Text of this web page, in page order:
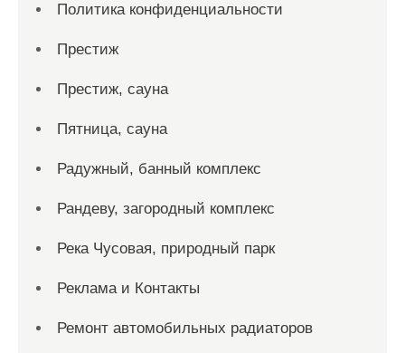
Политика конфиденциальности
Престиж
Престиж, сауна
Пятница, сауна
Радужный, банный комплекс
Рандеву, загородный комплекс
Река Чусовая, природный парк
Реклама и Контакты
Ремонт автомобильных радиаторов